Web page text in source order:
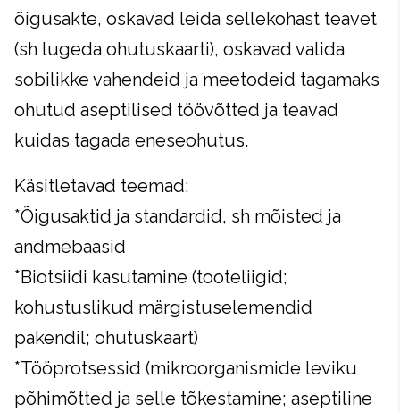
õigusakte, oskavad leida sellekohast teavet
(sh lugeda ohutuskaarti), oskavad valida
sobilikke vahendeid ja meetodeid tagamaks
ohutud aseptilised töövõtted ja teavad
kuidas tagada eneseohutus.
Käsitletavad teemad:
*Õigusaktid ja standardid, sh mõisted ja
andmebaasid
*Biotsiidi kasutamine (tooteliigid;
kohustuslikud märgistuselemendid
pakendil; ohutuskaart)
*Tööprotsessid (mikroorganismide leviku
põhimõtted ja selle tõkestamine; aseptiline